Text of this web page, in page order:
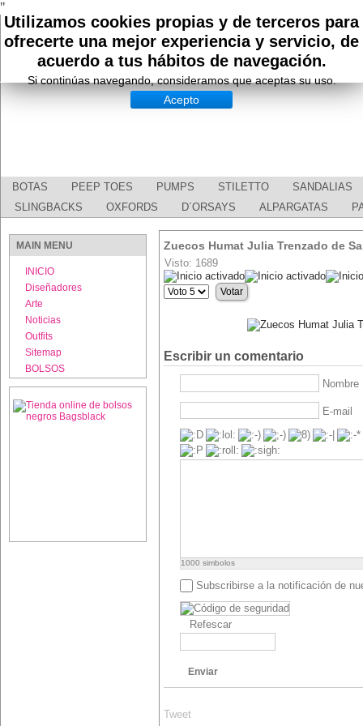
"
BOTAS PEEP TOES PUMPS STILETTO
SANDALIAS
SLINGBACKS
OXFORDS D´ORSAYS ALPARGATAS
Utilizamos cookies propias y de terceros para
ofrecerte una mejor experiencia y servicio, de
acuerdo a tus hábitos de navegación.
Si continúas navegando, consideramos que aceptas su uso.
Acepto
MAIN MENU
INICIO
Diseñadores
Arte
Noticias
Outfits
Sitemap
BOLSOS
Zuecos Humat Julia Trenzado de
Visto: 1689
Ratio:5/ 5
Por
favor,
Escribir un comentario
Nombre
E-mail
1000 simbolos
Subscribirse a la notificación de
Refescar
Enviar
Tweet